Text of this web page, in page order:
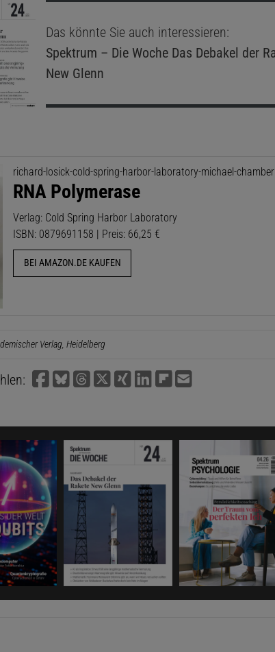
Das könnte Sie auch interessieren:
Spektrum – Die WocheDas Debakel der
New Glenn
richard-losick-cold-spring-harbor-laboratory-michael-
RNA Polymerase
Verlag: Cold Spring Harbor Laboratory
ISBN: 0879691158 | Preis: 66,25 €
BEI AMAZON.DE KAUFEN
Verlag, Heidelberg